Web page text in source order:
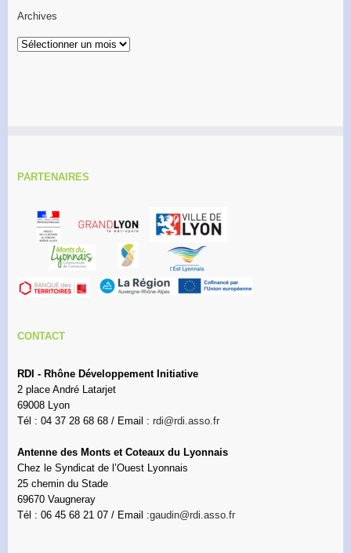
Archives
Archives
PARTENAIRES
CONTACT
RDI - Rhône Développement Initiative
2 place André Latarjet
69008 Lyon
Tél : 04 37 28 68 68 / Email : rdi@rdi.asso.fr
Antenne des Monts et Coteaux du Lyonnais
Chez le Syndicat de l’Ouest Lyonnais
25 chemin du Stade
69670 Vaugneray
Tél : 06 45 68 21 07 / Email :gaudin@rdi.asso.fr